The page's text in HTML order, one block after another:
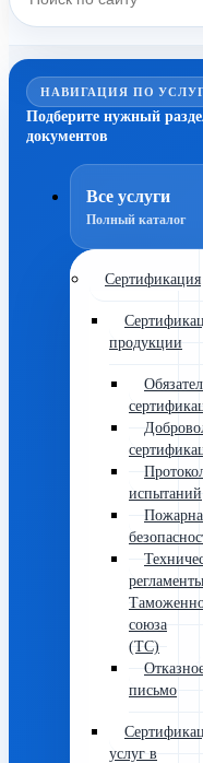
НАВИГАЦИЯ ПО
Подберите нужный
документов
Все услуги
Полный каталог
Сертификация
продукции
испытаний
регламенты
союза
(ТС)
письмо
услуг в